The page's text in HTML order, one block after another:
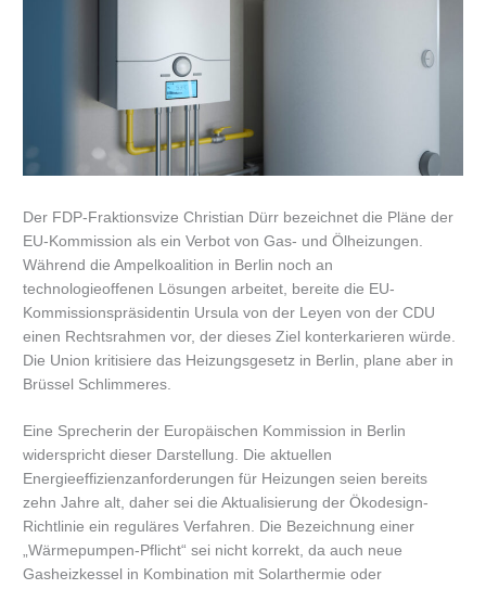
Der FDP-Fraktionsvize Christian Dürr bezeichnet die Pläne der
EU-Kommission als ein Verbot von Gas- und Ölheizungen.
Während die Ampelkoalition in Berlin noch an
technologieoffenen Lösungen arbeitet, bereite die EU-
Kommissionspräsidentin Ursula von der Leyen von der CDU
einen Rechtsrahmen vor, der dieses Ziel konterkarieren würde.
Die Union kritisiere das Heizungsgesetz in Berlin, plane aber in
Brüssel Schlimmeres.
Eine Sprecherin der Europäischen Kommission in Berlin
widerspricht dieser Darstellung. Die aktuellen
Energieeffizienzanforderungen für Heizungen seien bereits
zehn Jahre alt, daher sei die Aktualisierung der Ökodesign-
Richtlinie ein reguläres Verfahren. Die Bezeichnung einer
„Wärmepumpen-Pflicht“ sei nicht korrekt, da auch neue
Gasheizkessel in Kombination mit Solarthermie oder